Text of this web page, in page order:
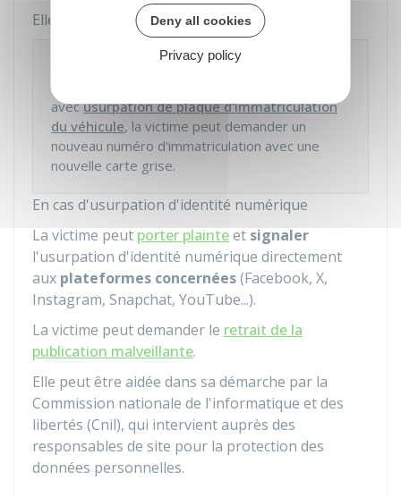
Elle doit
contester l'amende.
Pour une infraction routière (excès de vitesse...)
avecusurpation de plaque d'immatriculation
du véhicule, la victime peut demander un
nouveau numéro d'immatriculation avec une
nouvelle carte grise.
En cas d'usurpation d'identité numérique
La victime peut porter plainteet signaler
l'usurpation d'identité numérique directement
aux plateformes concernées(Facebook, X,
Instagram, Snapchat, YouTube...).
La victime peut demander le retrait de la
publication malveillante.
Elle peut être aidée dans sa démarche par la
Commission nationale de l'informatique et des
libertés (Cnil), qui intervient auprès des
responsables de site pour la protection des
données personnelles.
Deny all cookies
Privacy policy